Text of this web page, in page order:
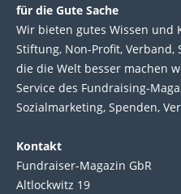
für die Gute Sache
Wir bie­ten gutes Wis­sen und
Stif­tung, Non-Profit,
die die Welt bes­ser machen
Service des Fund­raising-
Sozial­marke­ting, Spen­den,
Kontakt
Fundraiser-Magazin GbR
Altlockwitz 19